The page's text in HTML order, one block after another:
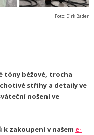
Foto: Dirk Bader
tóny béžové, trocha
střihy a detaily ve
nošení ve
k zakoupení v našem e-